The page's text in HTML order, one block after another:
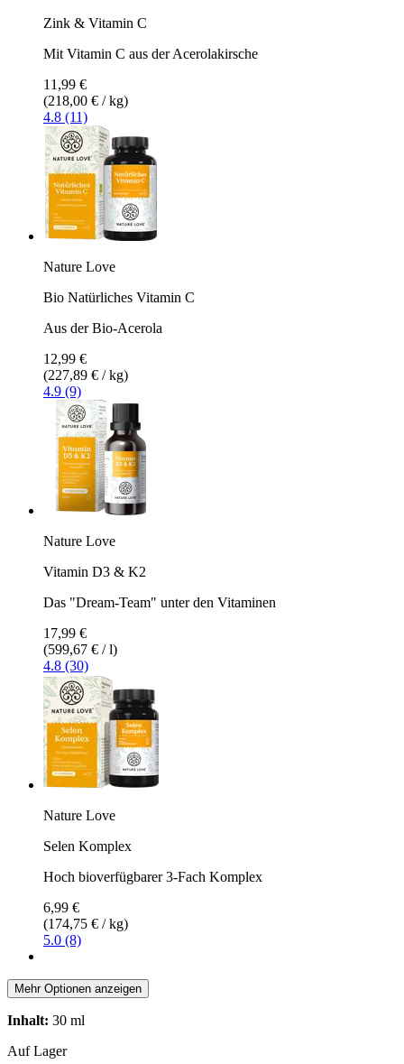
Zink & Vitamin C
Mit Vitamin C aus der Acerolakirsche
11,99 €
(218,00 € / kg)
4.8 (11)
Nature Love
Bio Natürliches Vitamin C
Aus der Bio-Acerola
12,99 €
(227,89 € / kg)
4.9 (9)
Nature Love
Vitamin D3 & K2
Das "Dream-Team" unter den Vitaminen
17,99 €
(599,67 € / l)
4.8 (30)
Nature Love
Selen Komplex
Hoch bioverfügbarer 3-Fach Komplex
6,99 €
(174,75 € / kg)
5.0 (8)
Mehr Optionen anzeigen
Inhalt: 30 ml
Auf Lager